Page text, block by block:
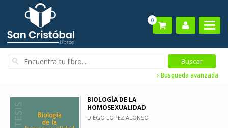
0
Busqueda avanzada
BIOLOGÍA DE LA
HOMOSEXUALIDAD
DIEGO LOPEZ ALONSO